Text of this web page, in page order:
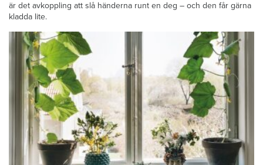
är det avkoppling att slå händerna runt en deg – och den får gärna
kladda lite.